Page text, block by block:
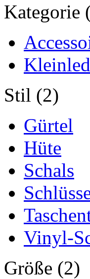
Kategorie
Stil (2)
Gürtel
Hüte
Schals
Vinyl-
Größe (2)